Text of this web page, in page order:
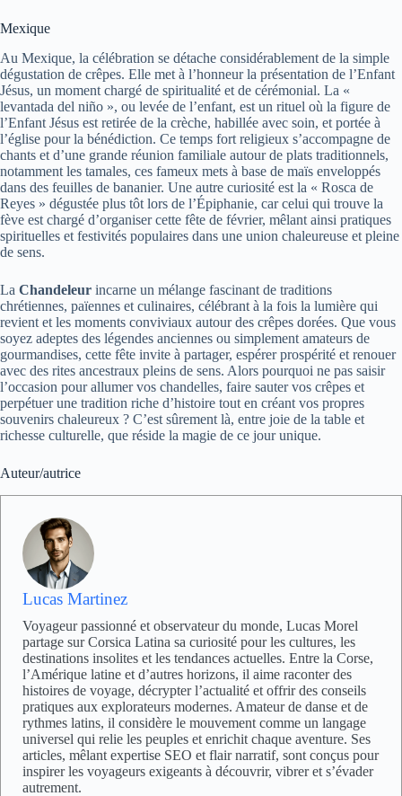
Mexique
Au Mexique, la célébration se détache considérablement de la simple
dégustation de crêpes. Elle met à l’honneur la présentation de l’Enfant
Jésus, un moment chargé de spiritualité et de cérémonial. La «
levantada del niño », ou levée de l’enfant, est un rituel où la figure de
l’Enfant Jésus est retirée de la crèche, habillée avec soin, et portée à
l’église pour la bénédiction. Ce temps fort religieux s’accompagne de
chants et d’une grande réunion familiale autour de plats traditionnels,
notamment les tamales, ces fameux mets à base de maïs enveloppés
dans des feuilles de bananier. Une autre curiosité est la « Rosca de
Reyes » dégustée plus tôt lors de l’Épiphanie, car celui qui trouve la
fève est chargé d’organiser cette fête de février, mêlant ainsi pratiques
spirituelles et festivités populaires dans une union chaleureuse et pleine
de sens.
La Chandeleur incarne un mélange fascinant de traditions
chrétiennes, païennes et culinaires, célébrant à la fois la lumière qui
revient et les moments conviviaux autour des crêpes dorées. Que vous
soyez adeptes des légendes anciennes ou simplement amateurs de
gourmandises, cette fête invite à partager, espérer prospérité et renouer
avec des rites ancestraux pleins de sens. Alors pourquoi ne pas saisir
l’occasion pour allumer vos chandelles, faire sauter vos crêpes et
perpétuer une tradition riche d’histoire tout en créant vos propres
souvenirs chaleureux ? C’est sûrement là, entre joie de la table et
richesse culturelle, que réside la magie de ce jour unique.
Auteur/autrice
Lucas Martinez
Voyageur passionné et observateur du monde, Lucas Morel
partage sur Corsica Latina sa curiosité pour les cultures, les
destinations insolites et les tendances actuelles. Entre la Corse,
l’Amérique latine et d’autres horizons, il aime raconter des
histoires de voyage, décrypter l’actualité et offrir des conseils
pratiques aux explorateurs modernes. Amateur de danse et de
rythmes latins, il considère le mouvement comme un langage
universel qui relie les peuples et enrichit chaque aventure. Ses
articles, mêlant expertise SEO et flair narratif, sont conçus pour
inspirer les voyageurs exigeants à découvrir, vibrer et s’évader
autrement.